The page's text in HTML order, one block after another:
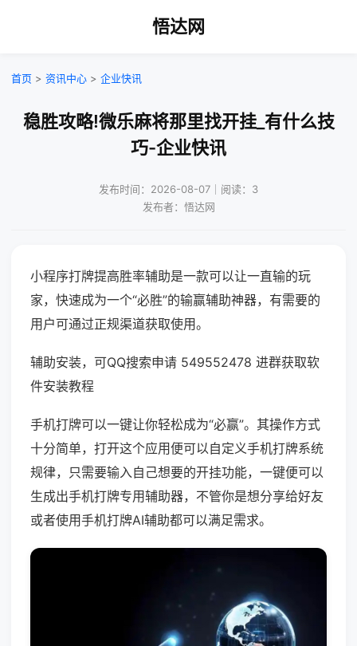
悟达网
首页 > 资讯中心 > 企业快讯
稳胜攻略!微乐麻将那里找开挂_有什么技
巧-企业快讯
发布时间：2026-08-07｜阅读：3
发布者：悟达网
小程序打牌提高胜率辅助是一款可以让一直输的玩
家，快速成为一个“必胜”的输赢辅助神器，有需要的
用户可通过正规渠道获取使用。
辅助安装，可QQ搜索申请 549552478 进群获取软
件安装教程
手机打牌可以一键让你轻松成为“必赢”。其操作方式
十分简单，打开这个应用便可以自定义手机打牌系统
规律，只需要输入自己想要的开挂功能，一键便可以
生成出手机打牌专用辅助器，不管你是想分享给好友
或者使用手机打牌AI辅助都可以满足需求。